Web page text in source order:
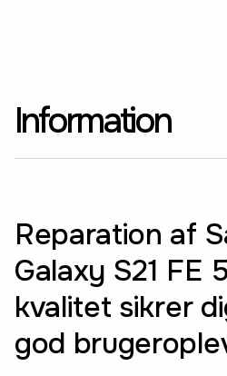
Information
Reparation af
Galaxy S21 FE
kvalitet sikrer
god